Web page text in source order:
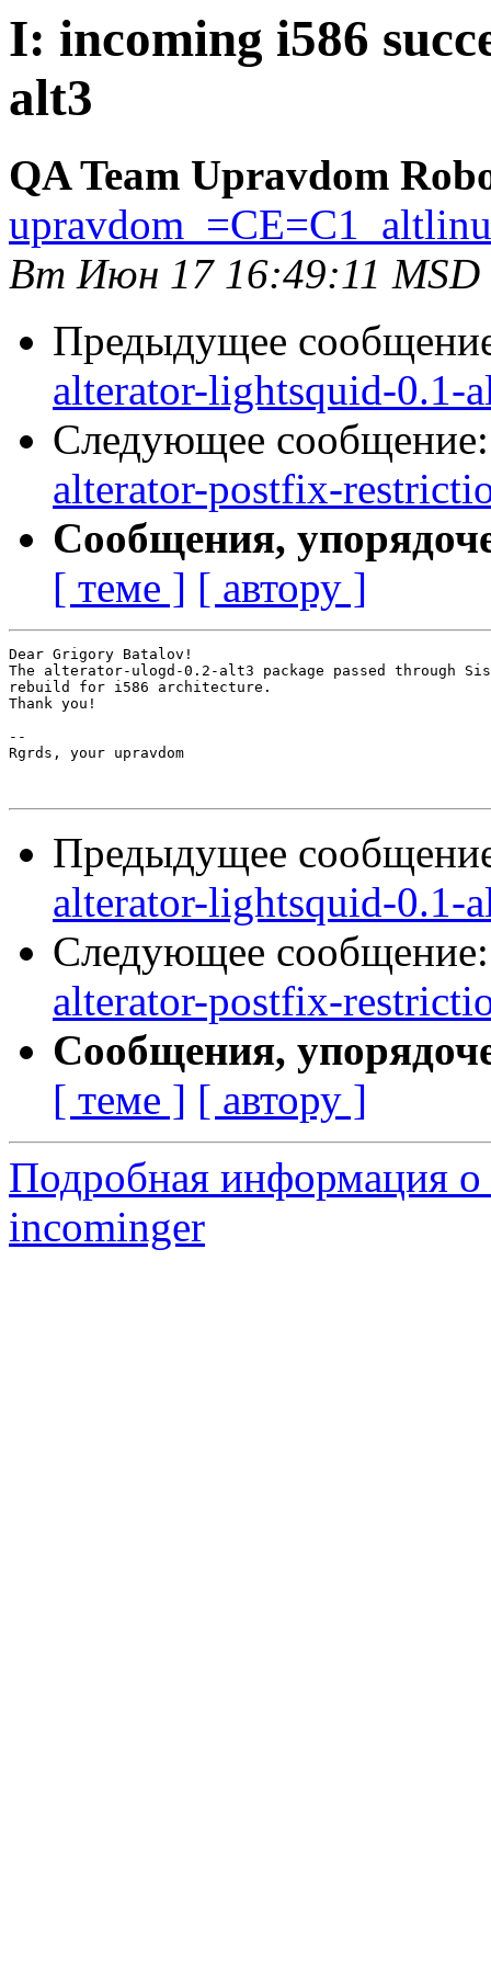
I: incoming i586
alt3
QA Team Upravdom
Вт Июн 17 16:49:11 MSD
Предыдущее
alterator-lightsquid-0.1-
Следующее
alterator-postfix-
Сообщения,
[ теме ] [ автору ]
Dear Grigory Batalov!
The alterator-ulogd-0.2-alt3 package passed through
rebuild for i586 architecture.
Thank you!
--
Rgrds, your upravdom
Предыдущее
alterator-lightsquid-0.1-
Следующее
alterator-postfix-
Сообщения,
[ теме ] [ автору ]
Подробная информация о
incominger